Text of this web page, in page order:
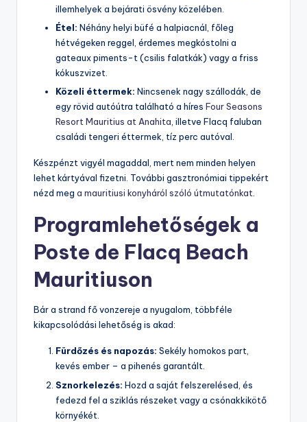
illemhelyek a bejárati ösvény közelében.
Étel: Néhány helyi büfé a halpiacnál, főleg
hétvégeken reggel, érdemes megkóstolni a
gateaux piments-t (csilis falatkák) vagy a friss
kókuszvizet.
Közeli éttermek: Nincsenek nagy szállodák, de
egy rövid autóútra található a híres Four Seasons
Resort Mauritius at Anahita, illetve Flacq faluban
családi tengeri éttermek, tíz perc autóval.
Készpénzt vigyél magaddal, mert nem minden helyen
lehet kártyával fizetni. További gasztronómiai tippekért
nézd meg a mauritiusi konyháról szóló útmutatónkat.
Programlehetőségek a
Poste de Flacq Beach
Mauritiuson
Bár a strand fő vonzereje a nyugalom, többféle
kikapcsolódási lehetőség is akad:
Fürdőzés és napozás: Sekély homokos part,
kevés ember – a pihenés garantált.
Sznorkelezés: Hozd a saját felszerelésed, és
fedezd fel a sziklás részeket vagy a csónakkikötő
környékét.